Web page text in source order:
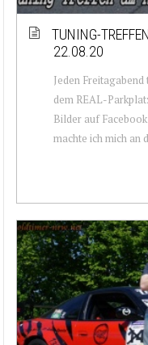
TUNING-
22.08.20
Jeden
dem REAL-
Bilder auf
machte ich mich an